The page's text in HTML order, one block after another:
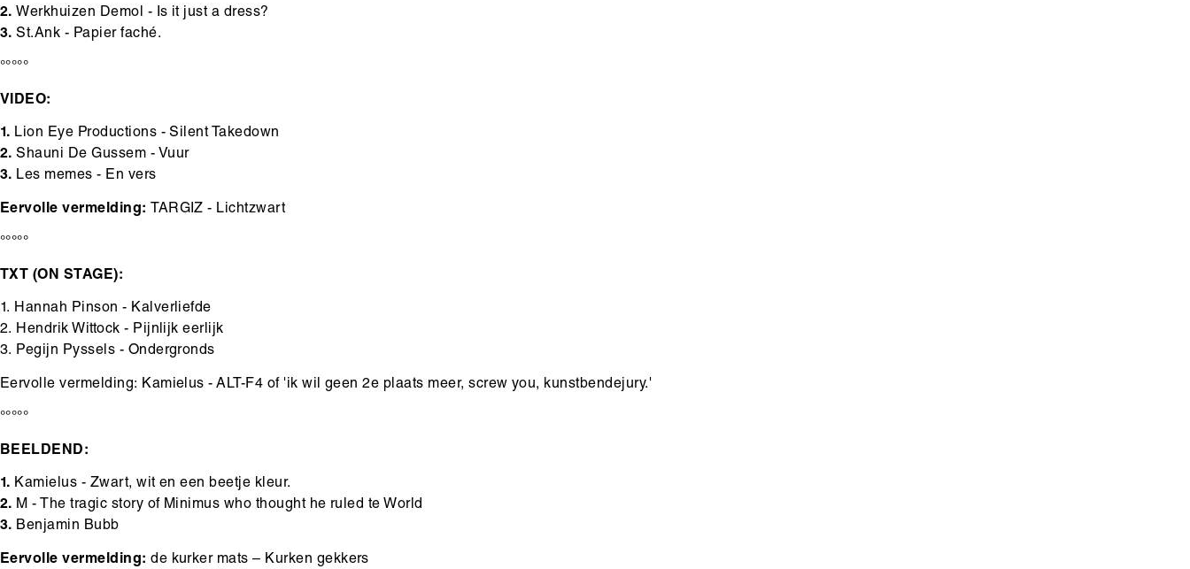
2. Werkhuizen Demol - Is it just a dress?
3.St.Ank - Papier faché.
°°°°°
VIDEO:
1. Lion Eye Productions - Silent Takedown
2.Shauni De Gussem - Vuur
3. Les memes - En vers
Eervolle vermelding: TARGIZ - Lichtzwart
°°°°°
TXT (ON STAGE):
1. Hannah Pinson - Kalverliefde
2. Hendrik Wittock - Pijnlijk eerlijk
3. Pegijn Pyssels - Ondergronds
Eervolle vermelding: Kamielus - ALT-F4 of 'ik wil geen 2e plaats meer, screw you, kunstbendejury.'
°°°°°
BEELDEND:
1. Kamielus - Zwart, wit en een beetje kleur.
2. M - The tragic story of Minimus who thought he ruled te World
3. Benjamin Bubb
Eervolle vermelding: de kurker mats – Kurken gekkers